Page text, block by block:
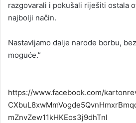
razgovarali i pokušali riješiti ostala
najbolji način.
Nastavljamo dalje narode borbu,
moguće.”
https://www.facebook.com/
mZnvZew11kHKEos3j9dhTnl